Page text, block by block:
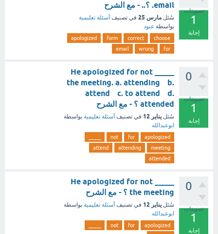
تصويتات
1
إجابة
email. ؟.. - مع الشرح
سُئل مارس 25 في تصنيف أسئلة تعليمية
بواسطة عبود
choose
correct
form
apologized
for
wrong
email
0
تصويتات
1
إجابة
He apologized for not _____
the meeting. a. attending b.
attend c. to attend d.
attended ؟ - مع الشرح
سُئل يناير 12 في تصنيف أسئلة تعليمية بواسطة
ابوعبدالله
apologized
for
not
meeting
attending
attend
attended
0
تصويتات
1
إجابة
He apologized for not _____
the meeting ؟ - مع الشرح
سُئل يناير 12 في تصنيف أسئلة تعليمية بواسطة
ابوعبدالله
apologized
for
not